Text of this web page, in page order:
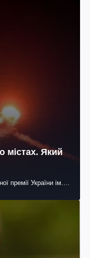
містах. Який
премії України ім.